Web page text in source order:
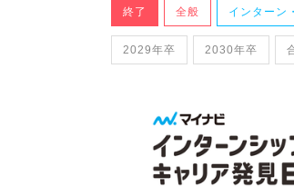
終了 全般 インターン
2029年卒 2030年卒